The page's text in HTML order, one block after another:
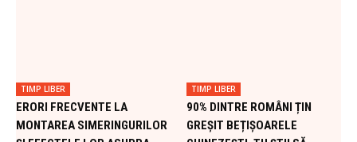
TIMP LIBER
ERORI FRECVENTE LA
MONTAREA SIMERINGURILOR
TIMP LIBER
90% DINTRE ROMÂNI ȚIN
GREȘIT BEȚIȘOARELE